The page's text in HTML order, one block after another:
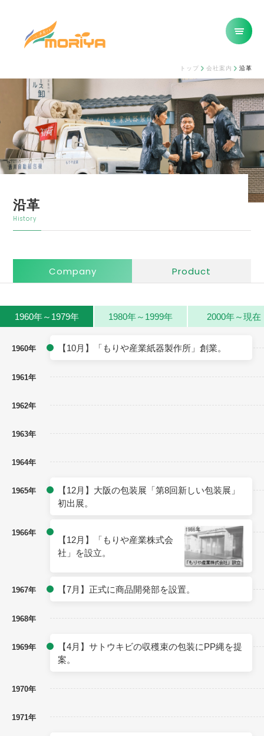
トップ 会社案内 沿革
沿革
History
Company Product
1960年～1979年 1980年～1999年 2000年～現在
1960年 【10月】「もりや産業紙器製作所」創業。
1961年
1962年
1963年
1964年
1965年
【12月】大阪の包装展「第8回新しい包装展」
初出展。
1966年
【12月】「もりや産業株式会
社」を設立。
1967年 【7月】正式に商品開発部を設置。
1968年
1969年
【4月】サトウキビの収穫束の包装にPP縄を提
案。
1970年
1971年